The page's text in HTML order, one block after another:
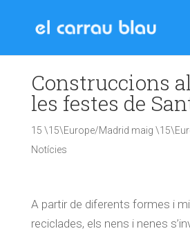
Construccions
les festes de
15 \15\Europe/Madrid maig
Notícies
A partir de diferents formes i
reciclades, els nens i nenes